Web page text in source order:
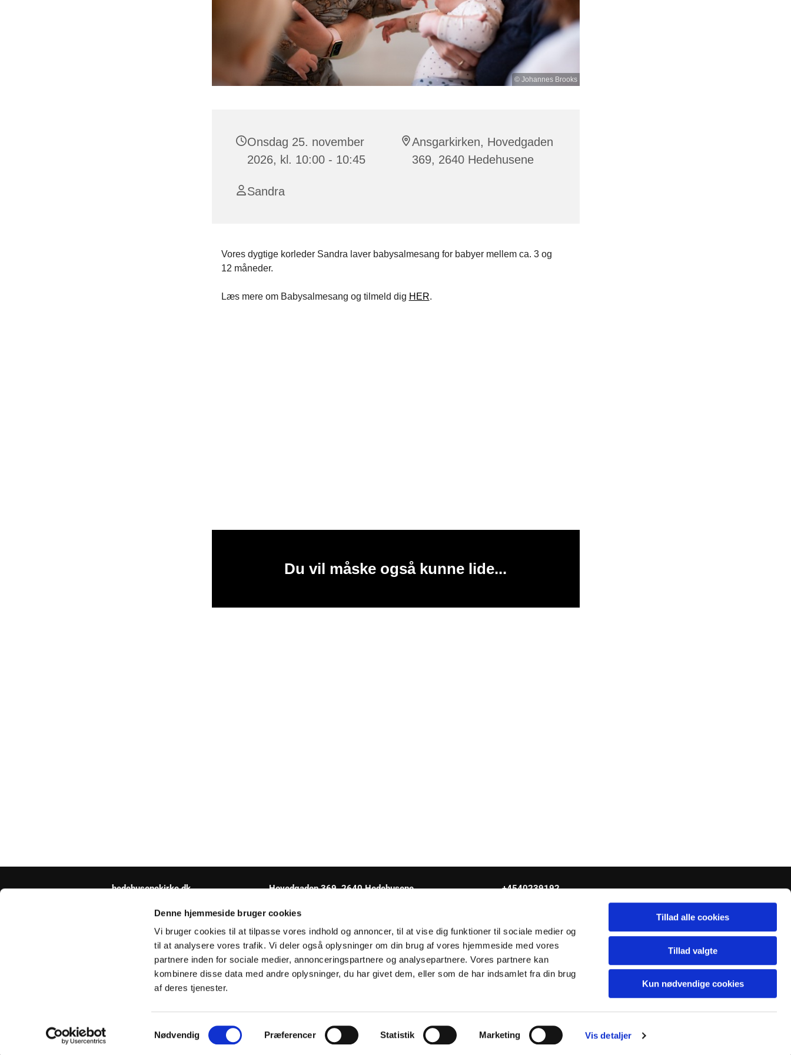
Denne hjemmeside bruger cookies
Vi bruger cookies til at tilpasse vores indhold og annoncer, til at vise dig funktioner til sociale medier og
til at analysere vores trafik. Vi deler også oplysninger om din brug af vores hjemmeside med vores
partnere inden for sociale medier, annonceringspartnere og analysepartnere. Vores partnere kan
kombinere disse data med andre oplysninger, du har givet dem, eller som de har indsamlet fra din brug
af deres tjenester.
a
Nødvendig Præferencer Statistik Marketing Vis detaljer
Tillad alle cookies
Tillad valgte
Kun nødvendige cookies
© Johannes Brooks
Onsdag 25. november
2026, kl. 10:00 - 10:45
Ansgarkirken, Hovedgaden
369, 2640 Hedehusene
Sandra
Vores dygtige korleder Sandra laver babysalmesang for babyer mellem ca. 3 og
12 måneder.
Læs mere om Babysalmesang og tilmeld dig HER.
Du vil måske også kunne lide...
hedehusenekirke.dk Hovedgaden 369, 2640 Hedehusene
+4540239192
hedehusene.sogn@km.dk
Tilgængelighedserklæring